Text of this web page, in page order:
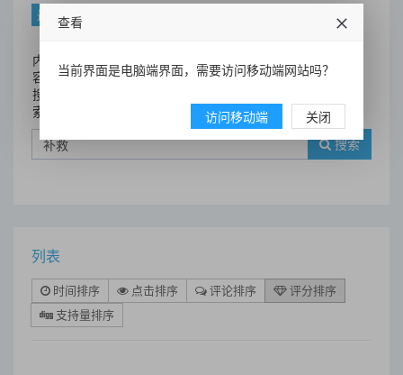
最新动态
内
容
搜
索
搜索
列表
时间排序 点击排序 评论排序
评分排序
支持量排序
查看
当前界面是电脑端界面，需要访问移动端网站吗？
访问移动端 关闭